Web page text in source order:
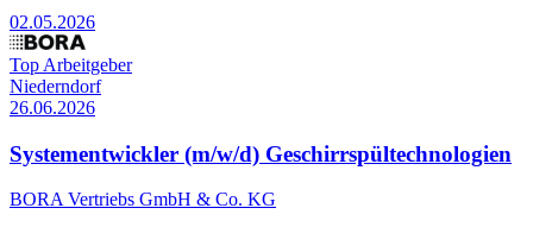
02.05.2026
Top Arbeitgeber
Niederndorf
26.06.2026
Systementwickler (m/w/d) Geschirrspültechnologien
BORA Vertriebs GmbH & Co. KG